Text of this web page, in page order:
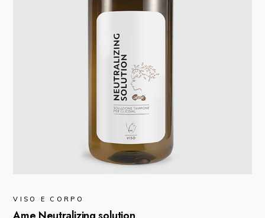
VISO E CORPO